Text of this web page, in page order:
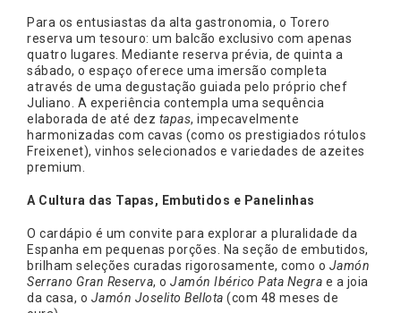
Para os entusiastas da alta gastronomia, o Torero
reserva um tesouro: um balcão exclusivo com apenas
quatro lugares. Mediante reserva prévia, de quinta a
sábado, o espaço oferece uma imersão completa
através de uma degustação guiada pelo próprio chef
Juliano. A experiência contempla uma sequência
elaborada de até dez tapas, impecavelmente
harmonizadas com cavas (como os prestigiados rótulos
Freixenet), vinhos selecionados e variedades de azeites
premium.
A Cultura das Tapas, Embutidos e Panelinhas
O cardápio é um convite para explorar a pluralidade da
Espanha em pequenas porções. Na seção de embutidos,
brilham seleções curadas rigorosamente, como o Jamón
Serrano Gran Reserva, o Jamón Ibérico Pata Negra e a joia
da casa, o Jamón Joselito Bellota (com 48 meses de